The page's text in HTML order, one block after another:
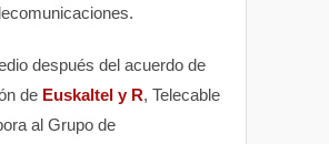
después del acuerdo de
de Euskaltel y R, Telecable
al Grupo de